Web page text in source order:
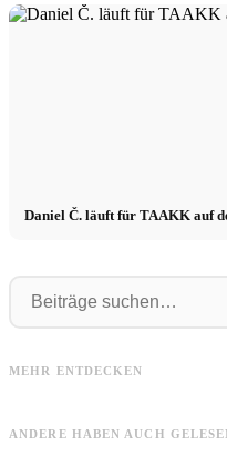
Daniel Č. läuft für TAAKK auf
MEHR ENTDECKEN
Nafa Salvana x DIESEL SS
ANDERE HABEN AUCH